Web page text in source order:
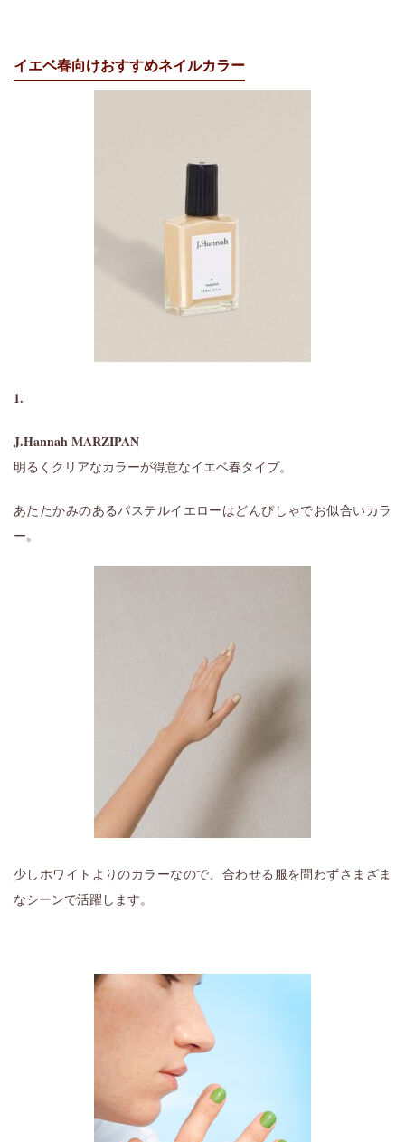
イエベ春向けおすすめネイルカラー
1.
J.Hannah MARZIPAN
明るくクリアなカラーが得意なイエベ春タイプ。
あたたかみのあるパステルイエローはどんぴしゃでお似合いカラ
ー。
少しホワイトよりのカラーなので、合わせる服を問わずさまざま
なシーンで活躍します。